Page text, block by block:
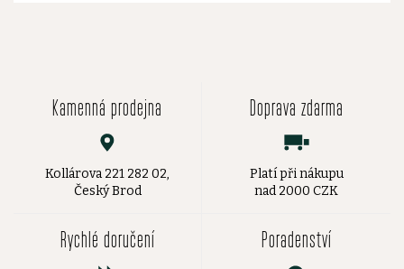
Kamenná prodejna
Kollárova 221 282 02,
Český Brod
Doprava zdarma
Platí při nákupu
nad 2000 CZK
Rychlé doručení Poradenství